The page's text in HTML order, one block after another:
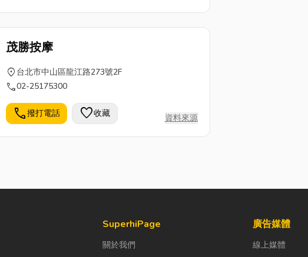
茂勝按摩
location_on 台北市中山區龍江路273號2F
call02-25175300
call撥打電話 favorite收藏 資料來源
SuperhiPage
關於我們
廣告媒體
線上媒體